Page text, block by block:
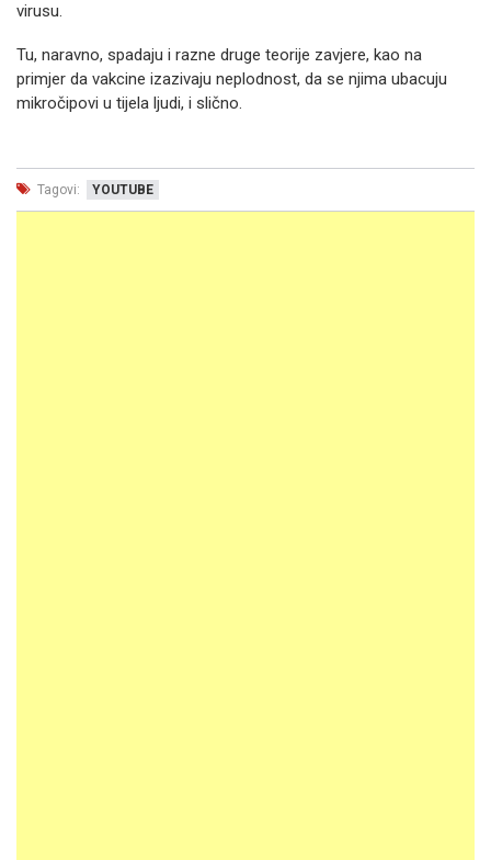
virusu.
Tu, naravno, spadaju i razne druge teorije zavjere, kao na
primjer da vakcine izazivaju neplodnost, da se njima ubacuju
mikročipovi u tijela ljudi, i slično.
Tagovi: YOUTUBE